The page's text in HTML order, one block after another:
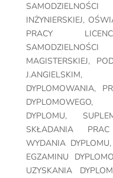
INŻYNIERSKIEJ,
PRACY
MAGISTERSKIEJ,
J.ANGIELSKIM,
DYPLOMOWANIA,
DYPLOMOWEGO,
DYPLOMU,
SKŁADANIA PRAC
WYDANIA DYPLOMU,
EGZAMINU
UZYSKANIA